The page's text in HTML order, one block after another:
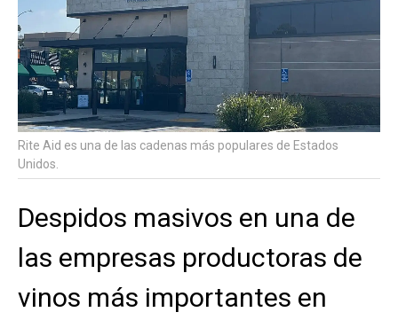
Rite Aid es una de las cadenas más populares de Estados
Unidos.
Despidos masivos en una de
las empresas productoras de
vinos más importantes en